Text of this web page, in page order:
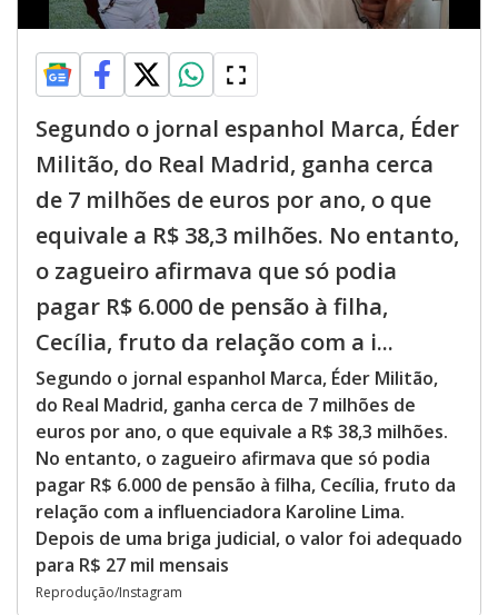
Segundo o jornal espanhol Marca, Éder
Militão, do Real Madrid, ganha cerca
de 7 milhões de euros por ano, o que
equivale a R$ 38,3 milhões. No entanto,
o zagueiro afirmava que só podia
pagar R$ 6.000 de pensão à filha,
Cecília, fruto da relação com a i...
Segundo o jornal espanhol Marca, Éder Militão,
do Real Madrid, ganha cerca de 7 milhões de
euros por ano, o que equivale a R$ 38,3 milhões.
No entanto, o zagueiro afirmava que só podia
pagar R$ 6.000 de pensão à filha, Cecília, fruto da
relação com a influenciadora Karoline Lima.
Depois de uma briga judicial, o valor foi adequado
para R$ 27 mil mensais
Reprodução/Instagram